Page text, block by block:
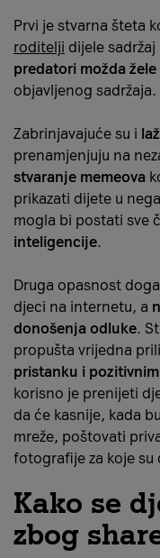
Prvi je stvarna šteta
roditelji dijele
predatori možda
objavljenog sadržaja.
Zabrinjavajuće su i
prenamjenjuju na
stvaranje memeova
prikazati dijete u
mogla bi postati sve
inteligencije.
Druga opasnost
djeci na internetu, a
donošenja odluke.
propušta vrijedna
pristanku i
korisno je prenijeti
da će kasnije, kada
mreže, poštovati
fotografije za koje
Kako se
zbog